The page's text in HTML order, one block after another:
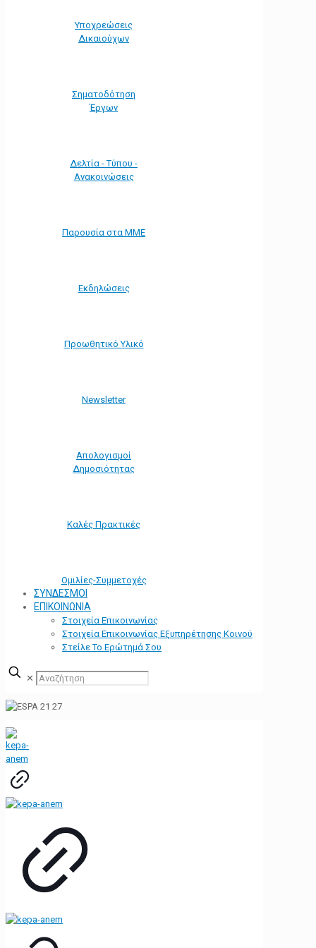
Υποχρεώσεις
Δικαιούχων
Σηματοδότηση
Έργων
Δελτία - Τύπου -
Ανακοινώσεις
Παρουσία στα ΜΜΕ
Εκδηλώσεις
Προωθητικό Υλικό
Νewsletter
Απολογισμοί
Δημοσιότητας
Καλές Πρακτικές
Ομιλίες-Συμμετοχές
ΣΥΝΔΕΣΜΟΙ
ΕΠΙΚΟΙΝΩΝΙΑ
Στοιχεία Επικοινωνίας
Στοιχεία Επικοινωνίας Εξυπηρέτησης Κοινού
Στείλε Το Ερώτημά Σου
✕